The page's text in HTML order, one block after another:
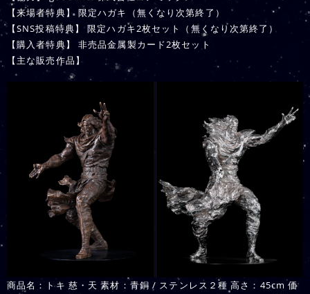
【来場者特典】 限定ハガキ（無くなり次第終了）
【SNS投稿特典】 限定ハガキ2枚セット（無くなり次第終了）
【購入者特典】 非売品金属製カード2枚セット
【主な販売作品】
商品名：トキ 慈・天 素材：青銅 / ステンレス２種 高さ：45cm 価